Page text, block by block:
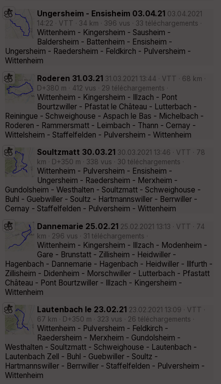
Ungersheim - Ensisheim 03.04.21 03.04.2021
14:22 · VTT · 34 km · 396 vus · 33 téléchargements ·
Wittenheim - Kingersheim - Sausheim -
Baldersheim - Battenheim - Ensisheim -
Ungersheim - Raedersheim - Feldkirch - Pulversheim -
Wittenheim
Roderen 31.03.21 31.03.2021 13:44 · VTT · 68 km ·
D+380 m · 412 vus · 29 téléchargements ·
Wittenheim - Kingersheim - Illzach - Pont
Bourtzwiller - Pfastat le Château - Lutterbach -
Reiningue - Schweighouse - Aspach le Bas - Michelbach -
Roderen - Rammersmatt - Leimbach - Thann - Cernay -
Wittelsheim - Staffelfelden - Pulversheim - Wittenheim
Soultzmatt 30.03.21 30.03.2021 13:46 · VTT · 78
km · D+350 m · 338 vus · 30 téléchargements ·
Wittenheim - Pulversheim - Ensisheim -
Ungersheim - Raedersheim - Merxheim -
Gundolsheim - Westhalten - Soultzmatt - Schweighouse -
Buhl - Guebwiller - Soultz - Hartmannswiller - Berrwiller -
Cernay - Staffelfelden - Pulversheim - Wittenheim
Dannemarie 25.02.21 25.02.2021 13:13 · VTT · 74
km · 296 vus · 31 téléchargements ·
Wittenheim - Kingersheim - Illzach - Modenheim -
Gare - Brunstatt - Zillisheim - Heidwiller -
Hagenbach - Dannemarie - Hagenbach - Heidwiller - Illfurth -
Zillisheim - Didenheim - Morschwiller - Lutterbach - Pfastatt
Château - Pont Bourtzwiller - Illzach - Kingersheim -
Wittenheim
Lautenbach le 23.02.21 23.02.2021 13:09 · VTT ·
67 km · D+350 m · 323 vus · 26 téléchargements ·
Wittenheim - Pulversheim - Feldkirch -
Raedersheim - Merxheim - Gundolsheim -
Westhalten - Soultzmatt - Schweighouse - Lautenbach -
Lautenbach Zell - Buhl - Guebwiller - Soultz -
Hartmannswiller - Berrwiller - Staffelfelden - Pulversheim -
Wittenheim